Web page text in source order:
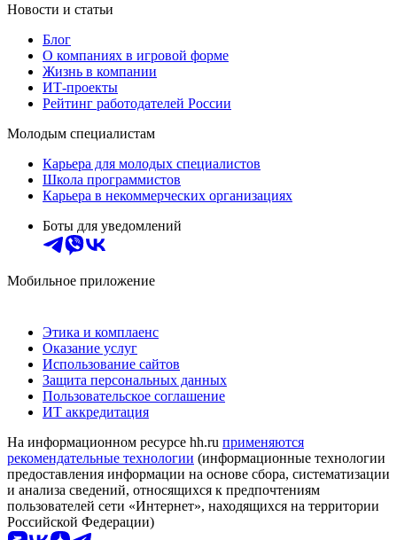
Новости и статьи
Блог
О компаниях в игровой форме
Жизнь в компании
ИТ-проекты
Рейтинг работодателей России
Молодым специалистам
Карьера для молодых специалистов
Школа программистов
Карьера в некоммерческих организациях
Боты для уведомлений
Мобильное приложение
Этика и комплаенс
Оказание услуг
Использование сайтов
Защита персональных данных
Пользовательское соглашение
ИТ аккредитация
На информационном ресурсе hh.ru применяются
рекомендательные технологии (информационные технологии
предоставления информации на основе сбора, систематизации
и анализа сведений, относящихся к предпочтениям
пользователей сети «Интернет», находящихся на территории
Российской Федерации)